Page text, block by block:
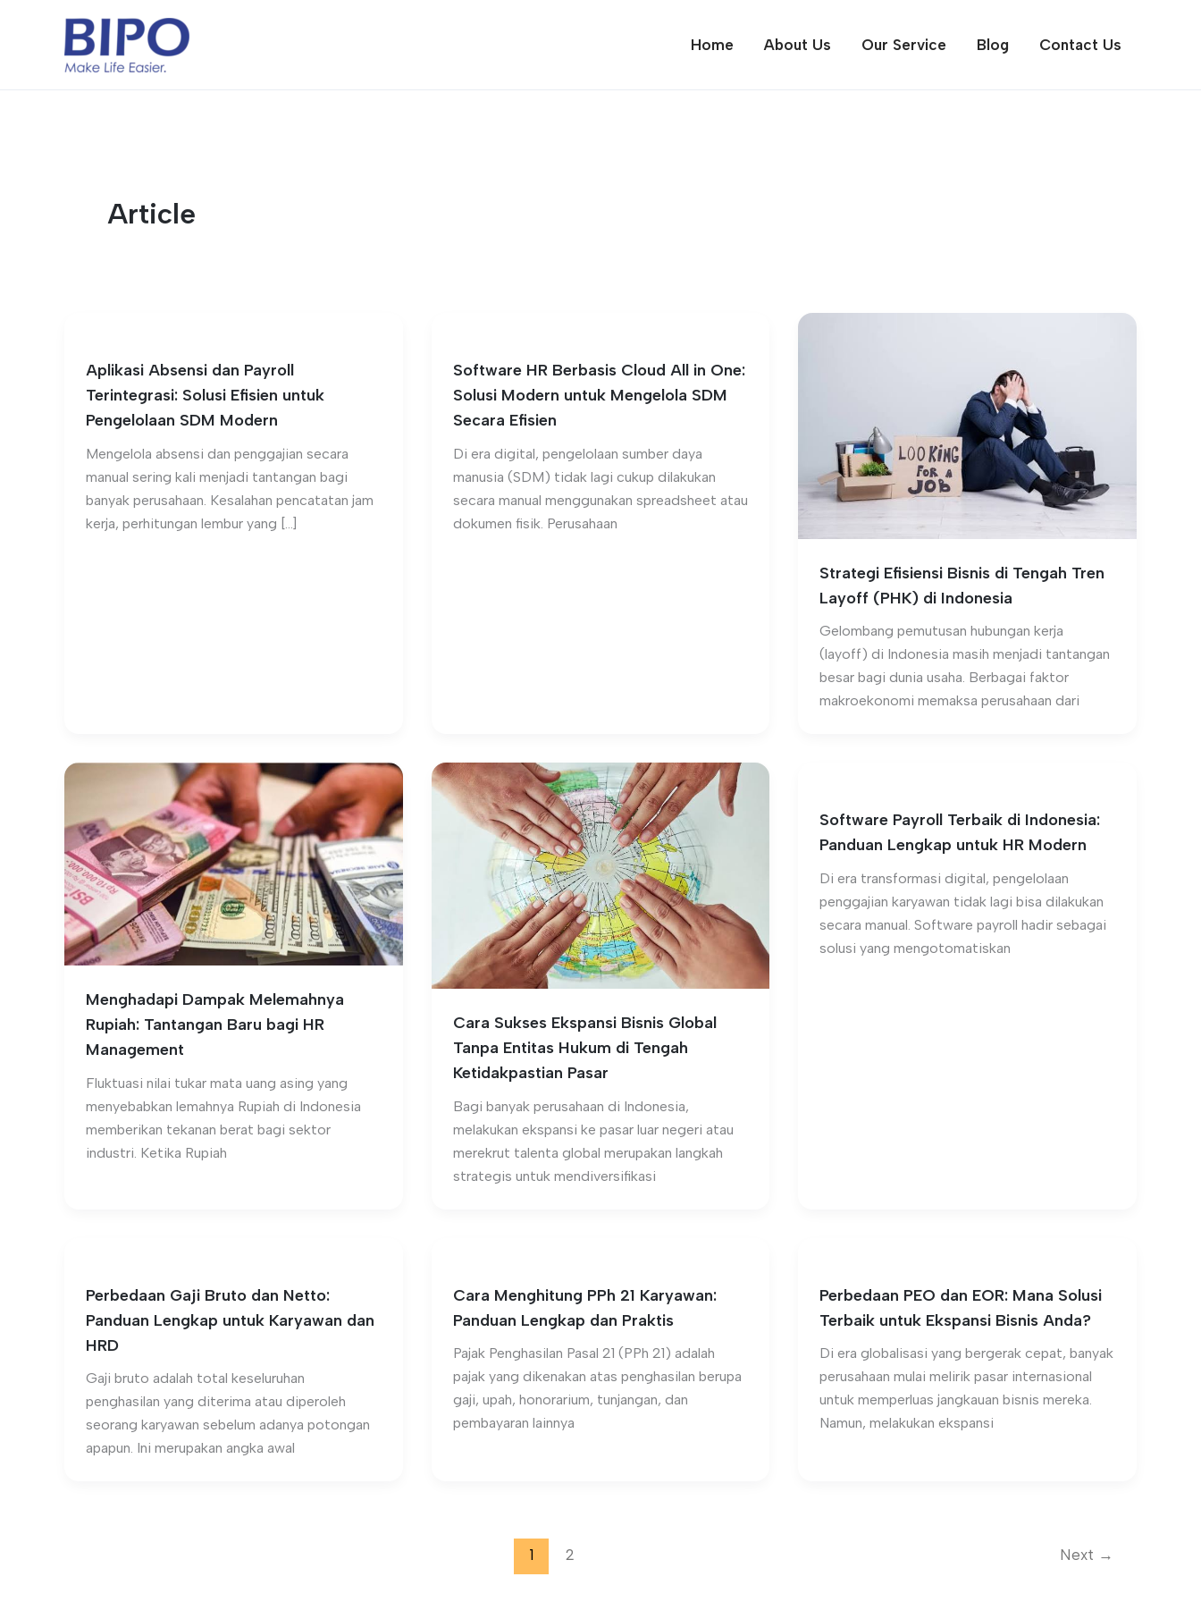
Home About Us Our Service Blog Contact Us
Article
Aplikasi Absensi dan Payroll
Terintegrasi: Solusi Efisien untuk
Pengelolaan SDM Modern
Mengelola absensi dan penggajian secara
manual sering kali menjadi tantangan bagi
banyak perusahaan. Kesalahan pencatatan jam
kerja, perhitungan lembur yang […]
Software HR Berbasis Cloud All in One:
Solusi Modern untuk Mengelola SDM
Secara Efisien
Di era digital, pengelolaan sumber daya
manusia (SDM) tidak lagi cukup dilakukan
secara manual menggunakan spreadsheet atau
dokumen fisik. Perusahaan
Strategi Efisiensi Bisnis di Tengah Tren
Layoff (PHK) di Indonesia
Gelombang pemutusan hubungan kerja
(layoff) di Indonesia masih menjadi tantangan
besar bagi dunia usaha. Berbagai faktor
makroekonomi memaksa perusahaan dari
Menghadapi Dampak Melemahnya
Rupiah: Tantangan Baru bagi HR
Management
Fluktuasi nilai tukar mata uang asing yang
menyebabkan lemahnya Rupiah di Indonesia
memberikan tekanan berat bagi sektor
industri. Ketika Rupiah
Cara Sukses Ekspansi Bisnis Global
Tanpa Entitas Hukum di Tengah
Ketidakpastian Pasar
Bagi banyak perusahaan di Indonesia,
melakukan ekspansi ke pasar luar negeri atau
merekrut talenta global merupakan langkah
strategis untuk mendiversifikasi
Software Payroll Terbaik di Indonesia:
Panduan Lengkap untuk HR Modern
Di era transformasi digital, pengelolaan
penggajian karyawan tidak lagi bisa dilakukan
secara manual. Software payroll hadir sebagai
solusi yang mengotomatiskan
Perbedaan Gaji Bruto dan Netto:
Panduan Lengkap untuk Karyawan dan
HRD
Gaji bruto adalah total keseluruhan
penghasilan yang diterima atau diperoleh
seorang karyawan sebelum adanya potongan
apapun. Ini merupakan angka awal
Cara Menghitung PPh 21 Karyawan:
Panduan Lengkap dan Praktis
Pajak Penghasilan Pasal 21 (PPh 21) adalah
pajak yang dikenakan atas penghasilan berupa
gaji, upah, honorarium, tunjangan, dan
pembayaran lainnya
Perbedaan PEO dan EOR: Mana Solusi
Terbaik untuk Ekspansi Bisnis Anda?
Di era globalisasi yang bergerak cepat, banyak
perusahaan mulai melirik pasar internasional
untuk memperluas jangkauan bisnis mereka.
Namun, melakukan ekspansi
1 2 Next →